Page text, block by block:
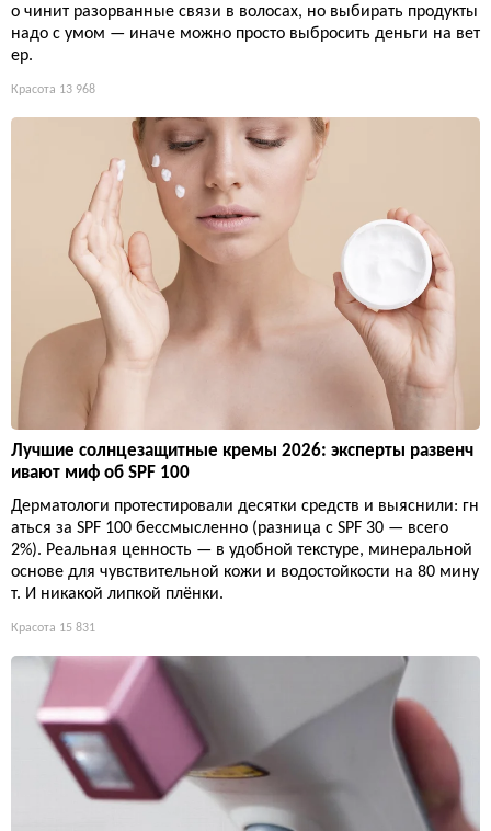
о чинит разорванные связи в волосах, но выбирать продукты
надо с умом — иначе можно просто выбросить деньги на вет
ер.
Красота 13 968
Лучшие солнцезащитные кремы 2026: эксперты развенч
ивают миф об SPF 100
Дерматологи протестировали десятки средств и выяснили: гн
аться за SPF 100 бессмысленно (разница с SPF 30 — всего
2%). Реальная ценность — в удобной текстуре, минеральной
основе для чувствительной кожи и водостойкости на 80 мину
т. И никакой липкой плёнки.
Красота 15 831